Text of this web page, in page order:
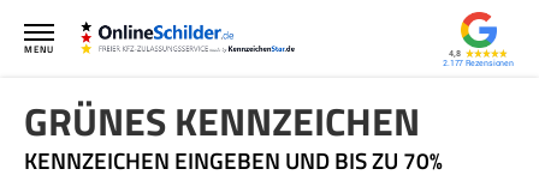
4,8
2.177
MENU
GRÜNES KENNZEICHEN
KENNZEICHEN EINGEBEN UND BIS ZU 70%